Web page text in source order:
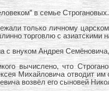
в семье
только личному
торговлю с азиатскими
с внуком Андрея
вычислено, что
Михайловича отводит им
возвёл его сыновей